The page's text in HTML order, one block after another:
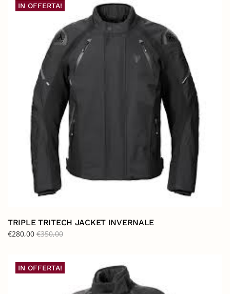
IN OFFERTA!
TRIPLE TRITECH JACKET INVERNALE
€280,00 €350,00
IN OFFERTA!